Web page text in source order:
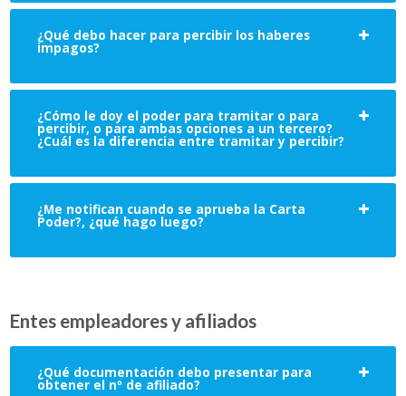
¿Qué debo hacer para percibir los haberes
impagos?
¿Cómo le doy el poder para tramitar o para
percibir, o para ambas opciones a un tercero?
¿Cuál es la diferencia entre tramitar y percibir?
¿Me notifican cuando se aprueba la Carta
Poder?, ¿qué hago luego?
Entes empleadores y afiliados
¿Qué documentación debo presentar para
obtener el nº de afiliado?